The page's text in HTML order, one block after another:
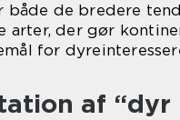
både de bredere
arter, der gør
for
af “dyr